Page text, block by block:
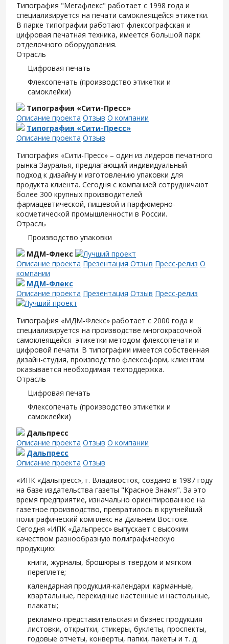
Типография "Мегафлекс" работает с 1998 года и
специализируется на печати самоклеящейся этикетки.
В парке типографии работают флексографская и
цифровая печатная техника, имеется большой парк
отделочного оборудования.
Отрасль
Цифровая печать
Флексопечать (производство этикетки и
самоклейки)
Типография «Сити-Пресс»
Описание проекта Отзыв О компании
Типография «Сити-Пресс»
Описание проекта Отзыв
Типография «Сити-Пресс» – один из лидеров печатного
рынка Зауралья, предлагающий индивидуальный
подход к дизайну и изготовлению упаковки для
продукта клиента. Сегодня с компанией сотрудничают
более 300 крупных производителей
фармацевтической, пищевой и парфюмерно-
косметической промышленности в России.
Отрасль
Производство упаковки
МДМ-Флекс
Описание проекта Презентация Отзыв Пресс-релиз О
компании
МДМ-Флекс
Описание проекта Презентация Отзыв Пресс-релиз
Типография «МДМ-Флекс» работает с 2000 года и
специализируется на производстве многокрасочной
самоклеящейся этикетки методом флексопечати и
цифровой печати. В типографии имеется собственная
дизайн-студия, производство флексоформ, клиентам
оказывается необходимая техподдержка.
Отрасль
Цифровая печать
Флексопечать (производство этикетки и
самоклейки)
Дальпресс
Описание проекта Отзыв О компании
Дальпресс
Описание проекта Отзыв
«ИПК «Дальпресс», г. Владивосток, создано в 1987 году
на базе издательства газеты "Красное Знамя". За это
время предприятие, изначально ориентированное на
газетное производство, превратилось в крупнейший
полиграфический комплекс на Дальнем Востоке.
Сегодня «ИПК «Дальпресс» выпускает с высоким
качеством разнообразную полиграфическую
продукцию:
книги, журналы, брошюры в твердом и мягком
переплете;
календарная продукция-календари: карманные,
квартальные, перекидные настенные и настольные,
плакаты;
рекламно-представительская и бизнес продукция
листовки, открытки, стикеры, буклеты, проспекты,
годовые отчеты, конверты, папки, пакеты и т. д;